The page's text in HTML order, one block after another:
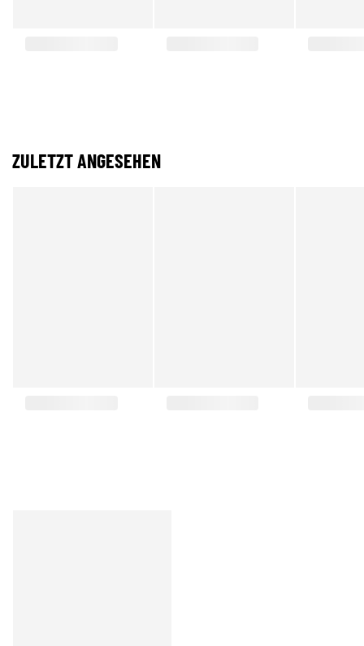
ZULETZT ANGESEHEN